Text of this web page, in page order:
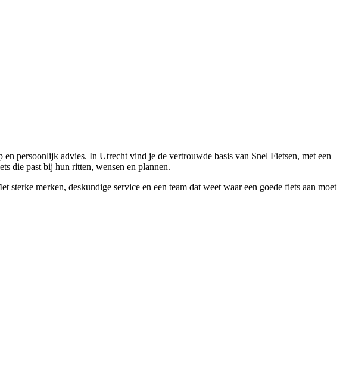
persoonlijk advies. In Utrecht vind je de vertrouwde basis van Snel Fietsen, met een
die past bij hun ritten, wensen en plannen.
merken, deskundige service en een team dat weet waar een goede fiets aan moet